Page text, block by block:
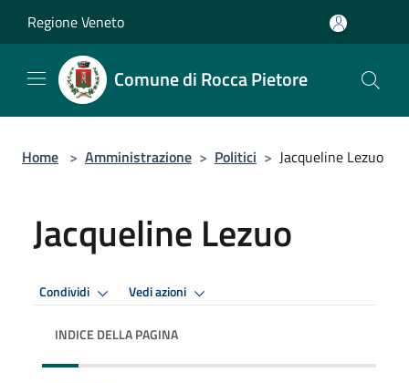
Regione Veneto
Comune di Rocca Pietore
Home > Amministrazione > Politici > Jacqueline Lezuo
Jacqueline Lezuo
Condividi Vedi azioni
INDICE DELLA PAGINA